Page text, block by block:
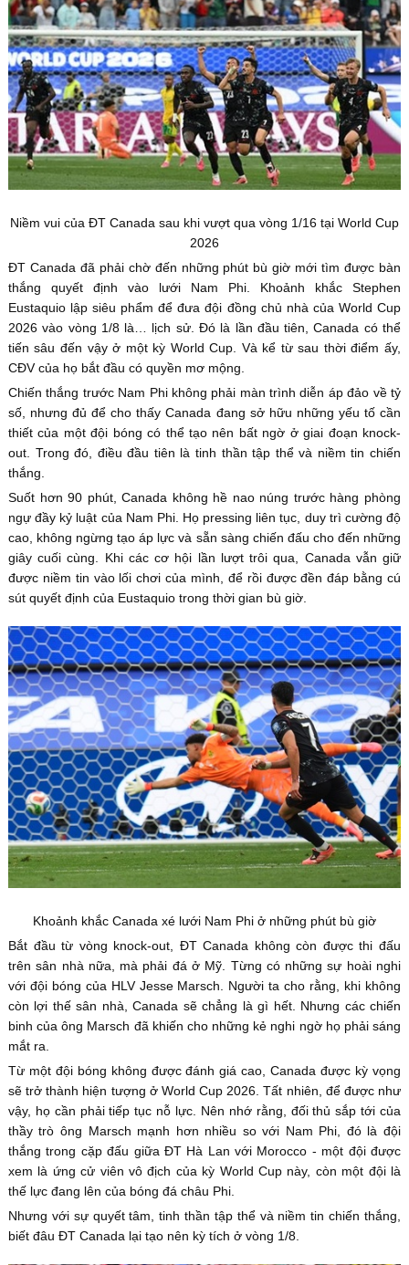
Niềm vui của ĐT Canada sau khi vượt qua vòng 1/16 tại World Cup
2026
ĐT Canada đã phải chờ đến những phút bù giờ mới tìm được bàn
thắng quyết định vào lưới Nam Phi. Khoảnh khắc Stephen
Eustaquio lập siêu phẩm để đưa đội đồng chủ nhà của World Cup
2026 vào vòng 1/8 là… lịch sử. Đó là lần đầu tiên, Canada có thể
tiến sâu đến vậy ở một kỳ World Cup. Và kể từ sau thời điểm ấy,
CĐV của họ bắt đầu có quyền mơ mộng.
Chiến thắng trước Nam Phi không phải màn trình diễn áp đảo về tỷ
số, nhưng đủ để cho thấy Canada đang sở hữu những yếu tố cần
thiết của một đội bóng có thể tạo nên bất ngờ ở giai đoạn knock-
out. Trong đó, điều đầu tiên là tinh thần tập thể và niềm tin chiến
thắng.
Suốt hơn 90 phút, Canada không hề nao núng trước hàng phòng
ngự đầy kỷ luật của Nam Phi. Họ pressing liên tục, duy trì cường độ
cao, không ngừng tạo áp lực và sẵn sàng chiến đấu cho đến những
giây cuối cùng. Khi các cơ hội lần lượt trôi qua, Canada vẫn giữ
được niềm tin vào lối chơi của mình, để rồi được đền đáp bằng cú
sút quyết định của Eustaquio trong thời gian bù giờ.
Khoảnh khắc Canada xé lưới Nam Phi ở những phút bù giờ
Bắt đầu từ vòng knock-out, ĐT Canada không còn được thi đấu
trên sân nhà nữa, mà phải đá ở Mỹ. Từng có những sự hoài nghi
với đội bóng của HLV Jesse Marsch. Người ta cho rằng, khi không
còn lợi thế sân nhà, Canada sẽ chẳng là gì hết. Nhưng các chiến
binh của ông Marsch đã khiến cho những kẻ nghi ngờ họ phải sáng
mắt ra.
Từ một đội bóng không được đánh giá cao, Canada được kỳ vọng
sẽ trở thành hiện tượng ở World Cup 2026. Tất nhiên, để được như
vậy, họ cần phải tiếp tục nỗ lực. Nên nhớ rằng, đối thủ sắp tới của
thầy trò ông Marsch mạnh hơn nhiều so với Nam Phi, đó là đội
thắng trong cặp đấu giữa ĐT Hà Lan với Morocco - một đội được
xem là ứng cử viên vô địch của kỳ World Cup này, còn một đội là
thế lực đang lên của bóng đá châu Phi.
Nhưng với sự quyết tâm, tinh thần tập thể và niềm tin chiến thắng,
biết đâu ĐT Canada lại tạo nên kỳ tích ở vòng 1/8.